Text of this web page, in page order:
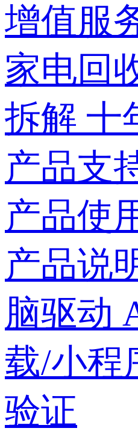
增值服
家电回
拆解 十
产品支
产品使
产品说
脑驱动
载/小程
验证